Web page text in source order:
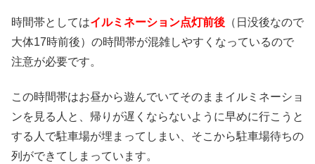
時間帯としてはイルミネーション点灯前後 （日没後なので
大体17時前後）の時間帯が混雑しやすくなっているので
注意が必要です。
この時間帯はお昼から遊んでいてそのままイルミネーショ
ンを見る人と、帰りが遅くならないように早めに行こうと
する人で駐車場が埋まってしまい、そこから駐車場待ちの
列ができてしまっています。